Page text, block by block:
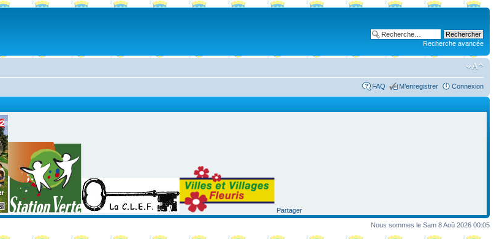
Recherche avancée
FAQ M’enregistrer Connexion
Partager
Nous sommes le Sam 8 Aoû 2026 00:05